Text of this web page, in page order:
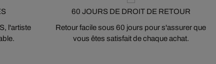
l'artiste
60 JOURS DE DROIT DE RETOUR
Retour facile sous 60 jours pour s'assurer que
vous êtes satisfait de chaque achat.